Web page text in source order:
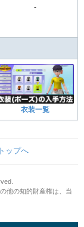
-
衣装一覧
ップへ
他の知的財産権は、当